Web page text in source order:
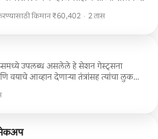
आहे.किमान ₹60,402 · 2 तास
उपलब्ध असलेले हे सेशन गेस्ट्सना
आव्हान देणाऱ्या तंत्रांसह त्यांचा लुक
दिसण्यास आणि अनुभवण्यास मदत करण्यासाठी